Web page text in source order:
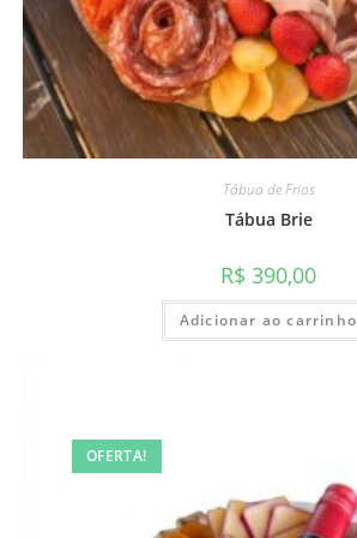
Tábua de Frios
Tábua Brie
R$ 390,00
Adicionar ao carrinho
OFERTA!